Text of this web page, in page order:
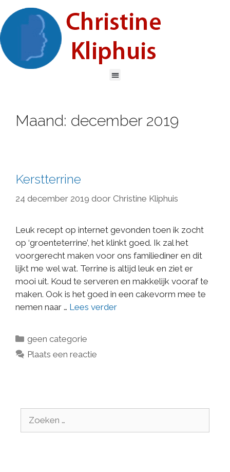
Maand: december 2019
Kerstterrine
24 december 2019 door Christine Kliphuis
Leuk recept op internet gevonden toen ik zocht
op ‘groenteterrine’, het klinkt goed. Ik zal het
voorgerecht maken voor ons familiediner en dit
lijkt me wel wat. Terrine is altijd leuk en ziet er
mooi uit. Koud te serveren en makkelijk vooraf te
maken. Ook is het goed in een cakevorm mee te
nemen naar … Lees verder
geen categorie
Plaats een reactie